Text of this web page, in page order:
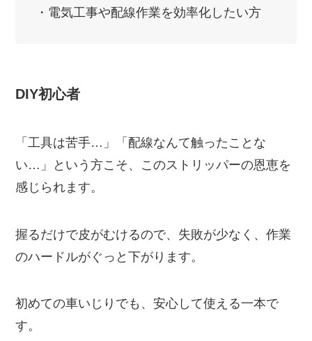
・電気工事や配線作業を効率化したい方
DIY初心者
「工具は苦手…」「配線なんて触ったことな
い…」という方こそ、このストリッパーの恩恵を
感じられます。
握るだけで皮がむけるので、失敗が少なく、作業
のハードルがぐっと下がります。
初めての車いじりでも、安心して使える一本で
す。